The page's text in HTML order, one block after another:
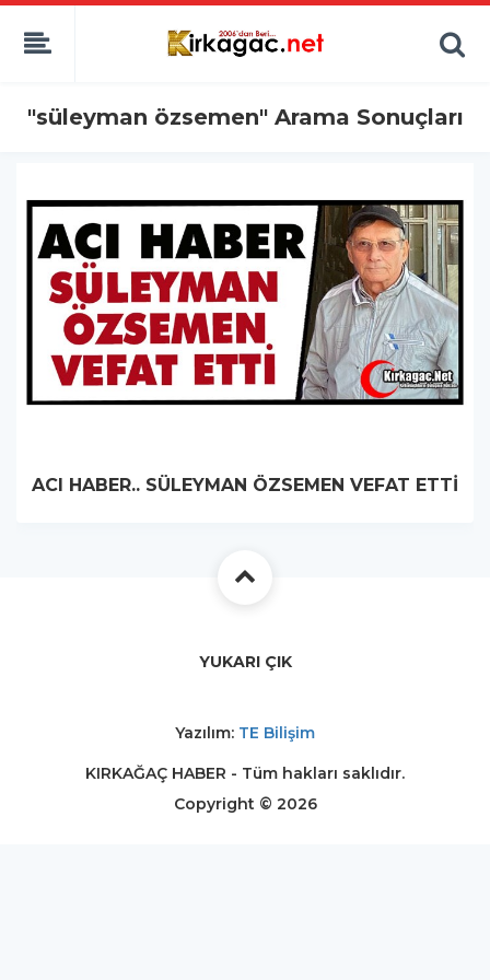
"süleyman özsemen" Arama Sonuçları
ACI HABER.. SÜLEYMAN ÖZSEMEN VEFAT ETTİ
YUKARI ÇIK
Yazılım: TE Bilişim
KIRKAĞAÇ HABER - Tüm hakları saklıdır.
Copyright © 2026